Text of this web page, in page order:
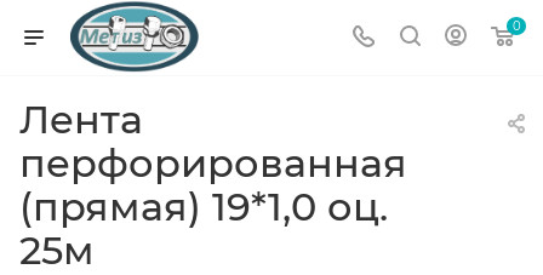
0
Лента
перфорированная
(прямая) 19*1,0 оц.
25м